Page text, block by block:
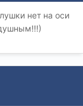
нет на оси